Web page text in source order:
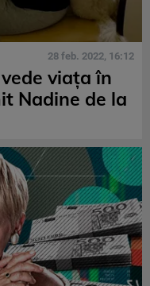
28 feb. 2022, 16:12
viața în
Nadine de la